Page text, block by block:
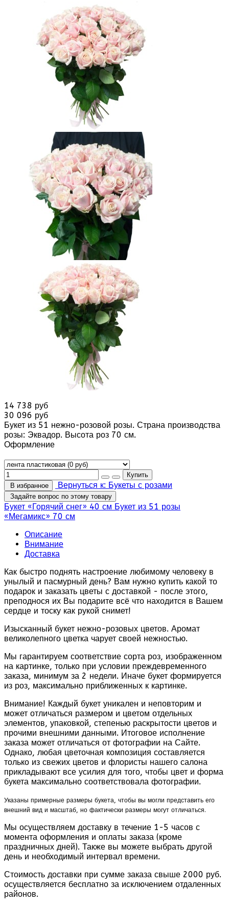
14 738 руб
30 096 руб
Букет из 51 нежно-розовой розы. Страна производства
розы: Эквадор. Высота роз 70 см.
Оформление
В избранное Вернуться к: Букеты с розами
Задайте вопрос по этому товару
Букет «Горячий снег» 40 см Букет из 51 розы
«Мегамикс» 70 см
Описание
Внимание
Доставка
Как быстро поднять настроение любимому человеку в
унылый и пасмурный день? Вам нужно купить какой то
подарок и заказать цветы с доставкой - после этого,
преподнося их Вы подарите всё что находится в Вашем
сердце и тоску как рукой снимет!
Изысканный букет нежно-розовых цветов. Аромат
великолепного цветка чарует своей нежностью.
Мы гарантируем соответствие сорта роз, изображенном
на картинке, только при условии преждевременного
заказа, минимум за 2 недели. Иначе букет формируется
из роз, максимально приближенных к картинке.
Внимание! Каждый букет уникален и неповторим и
может отличаться размером и цветом отдельных
элементов, упаковкой, степенью раскрытости цветов и
прочими внешними данными. Итоговое исполнение
заказа может отличаться от фотографии на Сайте.
Однако, любая цветочная композиция составляется
только из свежих цветов и флористы нашего салона
прикладывают все усилия для того, чтобы цвет и форма
букета максимально соответствовала фотографии.
Указаны примерные размеры букета, чтобы вы могли представить его
внешний вид и масштаб, но фактически размеры могут отличаться.
Мы осуществляем доставку в течение 1-5 часов с
момента оформления и оплаты заказа (кроме
праздничных дней). Также вы можете выбрать другой
день и необходимый интервал времени.
Стоимость доставки при сумме заказа свыше 2000 руб.
осуществляется бесплатно за исключением отдаленных
районов.